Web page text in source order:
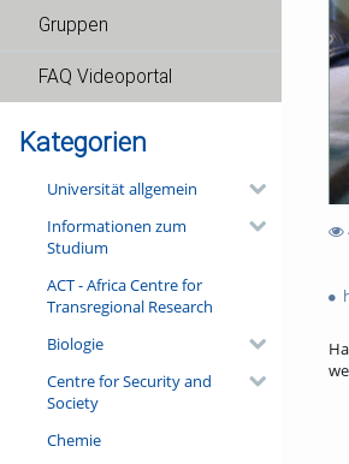
Gruppen
FAQ Videoportal
Kategorien
Universität allgemein
Informationen zum
Studium
ACT - Africa Centre for
Transregional Research
Biologie
Centre for Security and
Society
Chemie